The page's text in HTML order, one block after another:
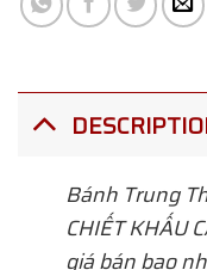
Bánh Trung
CHIẾT KHẤU
giá bán bao